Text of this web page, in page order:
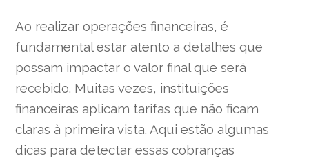
Ao realizar operações financeiras, é
fundamental estar atento a detalhes que
possam impactar o valor final que será
recebido. Muitas vezes, instituições
financeiras aplicam tarifas que não ficam
claras à primeira vista. Aqui estão algumas
dicas para detectar essas cobranças